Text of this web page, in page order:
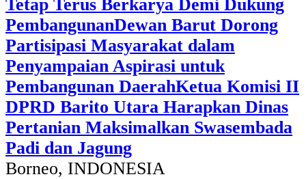
Tetap Terus Berkarya Demi Dukung
PembangunanDewan Barut Dorong
Partisipasi Masyarakat dalam
Penyampaian Aspirasi untuk
Pembangunan DaerahKetua Komisi II
DPRD Barito Utara Harapkan Dinas
Pertanian Maksimalkan Swasembada
Padi dan Jagung
Borneo, INDONESIA